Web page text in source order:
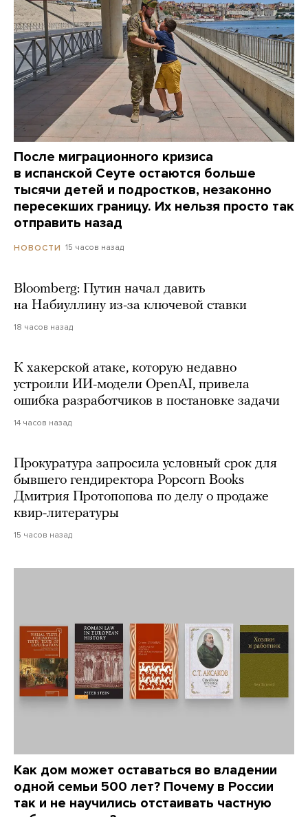
После миграционного кризиса
в испанской Сеуте остаются больше
тысячи детей и подростков, незаконно
пересекших границу. Их нельзя просто так
отправить назад
НОВОСТИ 15 часов назад
Bloomberg: Путин начал давить
на Набиуллину из-за ключевой ставки
18 часов назад
К хакерской атаке, которую недавно
устроили ИИ-модели OpenAI, привела
ошибка разработчиков в постановке задачи
14 часов назад
Прокуратура запросила условный срок для
бывшего гендиректора Popcorn Books
Дмитрия Протопопова по делу о продаже
квир-литературы
15 часов назад
Как дом может оставаться во владении
одной семьи 500 лет? Почему в России
так и не научились отстаивать частную